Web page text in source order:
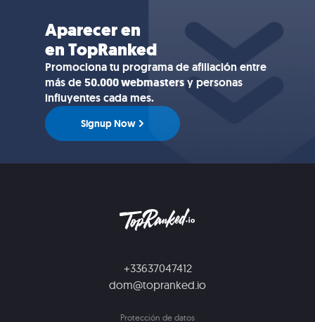
Aparecer en
en TopRanked
Promociona tu programa de afiliación entre
más de50.000 webmastersy personas
influyentes cada mes.
Signup Now
+33637047412
dom@topranked.io
Protección de datos